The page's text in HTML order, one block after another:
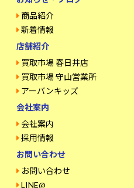
商品紹介
新着情報
店舗紹介
買取市場 春日井店
買取市場 守山営業所
アーバンキッズ
会社案内
会社案内
採用情報
お問い合わせ
お問い合わせ
LINE@